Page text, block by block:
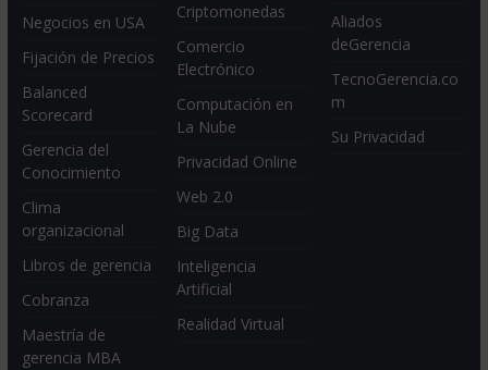
Negocios en USA
Fijación de Precios
Balanced
Scorecard
Gerencia del
Conocimiento
Clima
organizacional
Libros de gerencia
Cobranza
Maestría de
gerencia MBA
Criptomonedas
Comercio
Electrónico
Computación en
La Nube
Privacidad Online
Web 2.0
Big Data
Inteligencia
Artificial
Realidad Virtual
Aliados
deGerencia
TecnoGerencia.co
m
Su Privacidad